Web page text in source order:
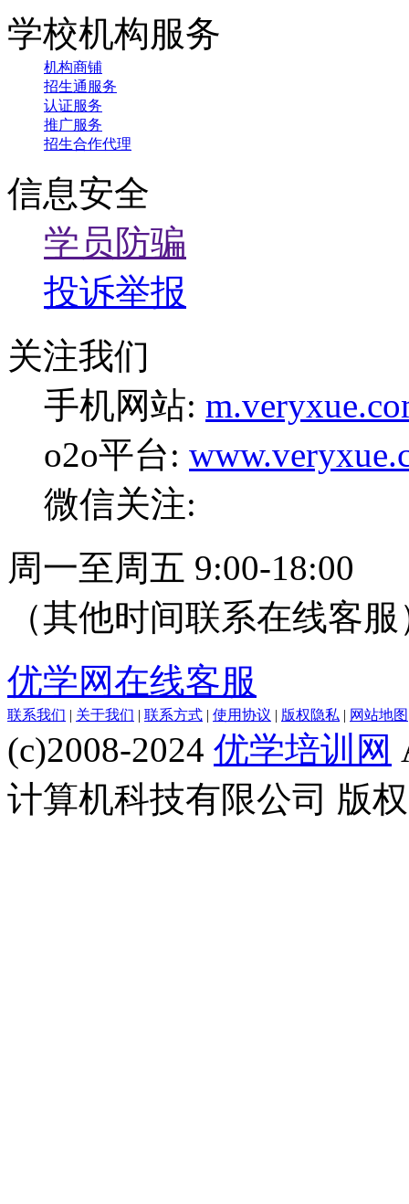
学校机构服务
机构商铺
招生通服务
认证服务
推广服务
招生合作代理
信息安全
学员防骗
投诉举报
关注我们
手机网站:
o2o平台:
微信关注:
周一至周五 9:00-18:00
（其他时间联系在线客服
优学网在线客服
联系我们 | 关于我们 | 联系方式 | 使用协议 | 版权隐私 | 网站地图
(c)2008-2024 优学培训网
计算机科技有限公司 版